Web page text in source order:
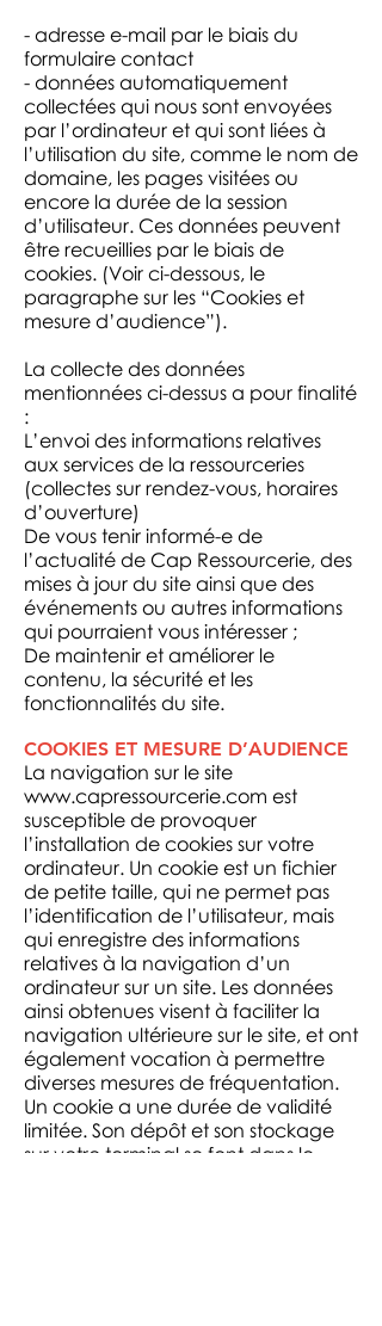
- adresse e-mail par le biais du
formulaire contact
- données automatiquement
collectées qui nous sont envoyées
par l’ordinateur et qui sont liées à
l’utilisation du site, comme le nom de
domaine, les pages visitées ou
encore la durée de la session
d’utilisateur. Ces données peuvent
être recueillies par le biais de
cookies. (Voir ci-dessous, le
paragraphe sur les “Cookies et
mesure d’audience”).
La collecte des données
mentionnées ci-dessus a pour finalité
:
L’envoi des informations relatives
aux services de la ressourceries
(collectes sur rendez-vous, horaires
d’ouverture)
De vous tenir informé-e de
l’actualité de Cap Ressourcerie, des
mises à jour du site ainsi que des
événements ou autres informations
qui pourraient vous intéresser ;
De maintenir et améliorer le
contenu, la sécurité et les
fonctionnalités du site.
COOKIES ET MESURE D’AUDIENCE
La navigation sur le site
www.capressourcerie.com est
susceptible de provoquer
l’installation de cookies sur votre
ordinateur. Un cookie est un fichier
de petite taille, qui ne permet pas
l’identification de l’utilisateur, mais
qui enregistre des informations
relatives à la navigation d’un
ordinateur sur un site. Les données
ainsi obtenues visent à faciliter la
navigation ultérieure sur le site, et ont
également vocation à permettre
diverses mesures de fréquentation.
Un cookie a une durée de validité
limitée. Son dépôt et son stockage
sur votre terminal se font dans le